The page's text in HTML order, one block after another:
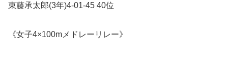
東藤承太郎(3年)4-01-45 40位
《女子4×100m メドレーリレー》